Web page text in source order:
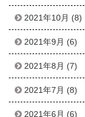
2021年10月 (8)
2021年9月 (6)
2021年8月 (7)
2021年7月 (8)
2021年6月 (6)